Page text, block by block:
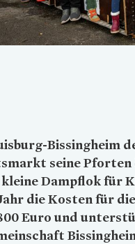
Bissingheim
seine
Dampflok für
die Kosten für
Euro und